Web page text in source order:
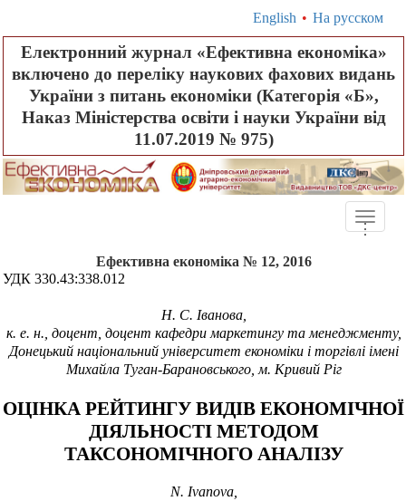
English • На русском
Електронний журнал «Ефективна економіка»
включено до переліку наукових фахових видань
України з питань економіки (Категорія «Б»,
Наказ Міністерства освіти і науки України від
11.07.2019 № 975)
Toggle
...
Ефективна економіка № 12, 2016
УДК 330.43:338.012
Н. С. Іванова,
к. е. н., доцент, доцент кафедри маркетингу та менеджменту,
Донецький національний університет економіки і торгівлі імені
Михайла Туган-Барановського, м. Кривий Ріг
ОЦІНКА РЕЙТИНГУ ВИДІВ ЕКОНОМІЧНОЇ
ДІЯЛЬНОСТІ МЕТОДОМ
ТАКСОНОМІЧНОГО АНАЛІЗУ
N. Ivanova,